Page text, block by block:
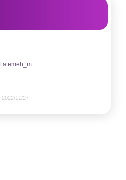
Fatemeh_m
2022/11/27